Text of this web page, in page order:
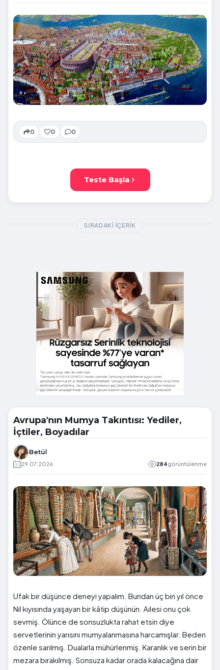
0 0 0
Teste Başla
SIRADAKI İÇERIK
Avrupa'nın Mumya Takıntısı: Yediler,
İçtiler, Boyadılar
Betül
29.07.2026 284görüntülenme
Ufak bir düşünce deneyi yapalım. Bundan üç bin yıl önce
Nil kıyısında yaşayan bir kâtip düşünün. Ailesi onu çok
sevmiş. Ölünce de sonsuzlukta rahat etsin diye
servetlerinin yarısını mumyalanmasına harcamışlar. Beden
özenle sarılmış. Dualarla mühürlenmiş. Karanlık ve serin bir
mezara bırakılmış. Sonsuza kadar orada kalacağına dair